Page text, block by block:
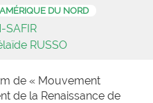
AMÉRIQUE DU NORD
SAFIR
RUSSO
de « Mouvement
de la Renaissance de